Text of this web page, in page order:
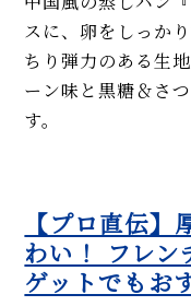
スに、卵をしっか
ちり弾力のある生
ーン味と黒糖＆さ
す。
【プロ直伝
わい！ フレン
ゲットでもお